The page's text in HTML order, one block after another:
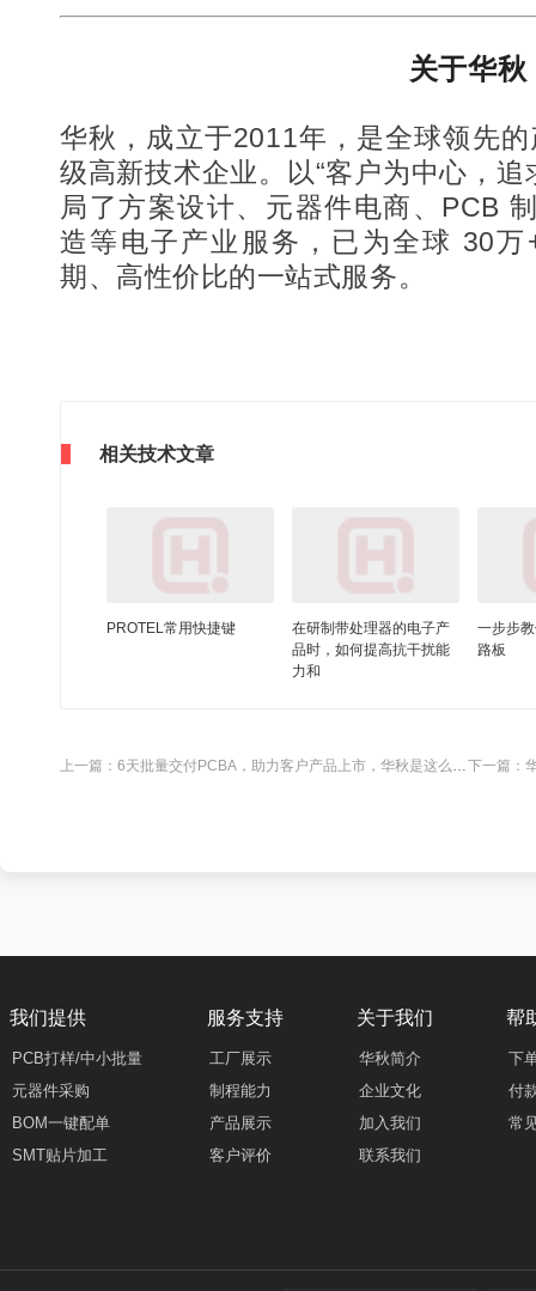
关于华秋
华秋，成立于2011年，是全球领先
级高新技术企业。以“客户为中心，
局了方案设计、元器件电商、PCB
造等电子产业服务，已为全球 30
期、高性价比的一站式服务。
相关技术文章
PROTEL常用快捷键
在研制带处理器的电子产
品时，如何提高抗干扰能
力和
一步步
路板
上一篇： 6天批量交付PCBA，助力客户产品上市，华秋是这么做的～ 下一篇：
我们提供
PCB打样/中小批量
元器件采购
BOM一键配单
SMT贴片加工
服务支持
工厂展示
制程能力
产品展示
客户评价
关于我们
华秋简介
企业文化
加入我们
联系我们
帮
下
付
常